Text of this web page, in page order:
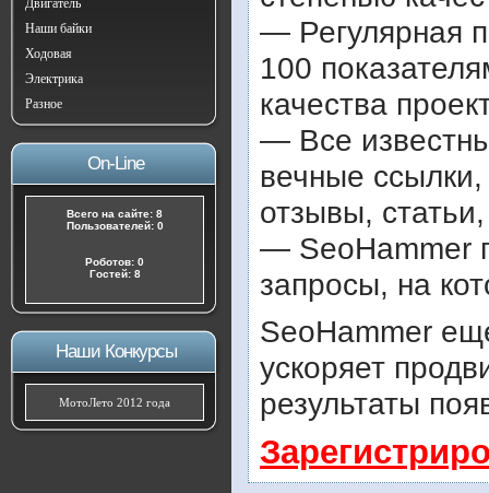
Двигатель
Наши байки
Ходовая
Электрика
Разное
On-Line
Всего на сайте: 8
Пользователей: 0
Роботов: 0
Гостей: 8
Наши Конкурсы
МотоЛето 2012 года
— Регулярная
100
качества
— Все
вечные
отзывы,
— SeoHammer
запросы, на
SeoHammer
ускоряет
результаты